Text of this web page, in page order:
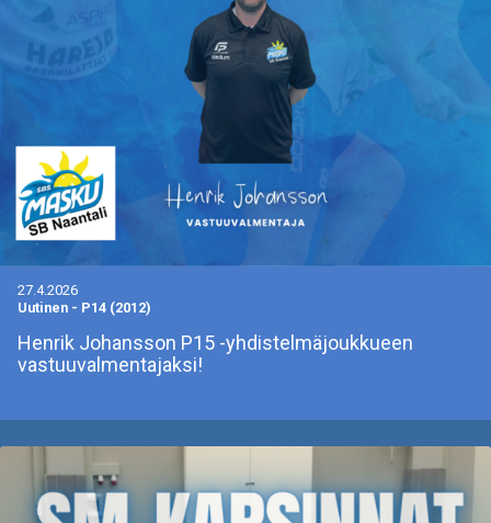
27.4.2026
Uutinen - P14 (2012)
Henrik Johansson P15 -yhdistelmäjoukkueen
vastuuvalmentajaksi!